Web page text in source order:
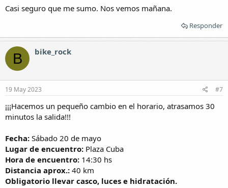
Casi seguro que me sumo. Nos vemos mañana.
Responder
B bike_rock
19 May 2023 #7
¡¡¡Hacemos un pequeño cambio en el horario, atrasamos 30
minutos la salida!!!
Fecha: Sábado 20 de mayo
Lugar de encuentro: Plaza Cuba
Hora de encuentro: 14:30 hs
Distancia aprox.: 40 km
Obligatorio llevar casco, luces e hidratación.